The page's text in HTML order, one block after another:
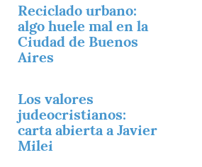
Reciclado urbano:
algo huele mal en la
Ciudad de Buenos
Aires
Los valores
judeocristianos:
carta abierta a Javier
Milei